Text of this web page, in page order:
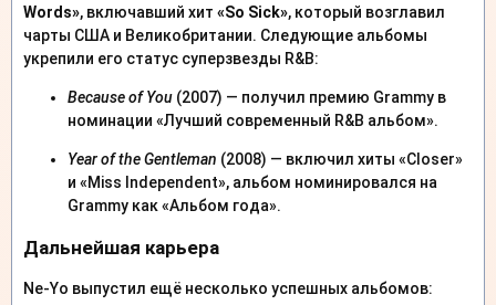
Words», включавший хит «So Sick», который возглавил
чарты США и Великобритании. Следующие альбомы
укрепили его статус суперзвезды R&B:
Because of You (2007) — получил премию Grammy в
номинации «Лучший современный R&B альбом».
Year of the Gentleman (2008) — включил хиты «Closer»
и «Miss Independent», альбом номинировался на
Grammy как «Альбом года».
Дальнейшая карьера
Ne-Yo выпустил ещё несколько успешных альбомов: